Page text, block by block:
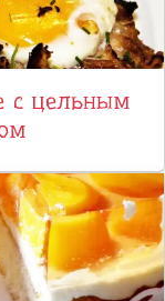
с цельным